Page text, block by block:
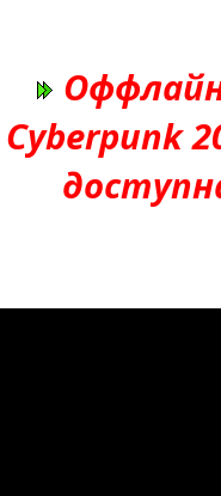
Cyberpunk